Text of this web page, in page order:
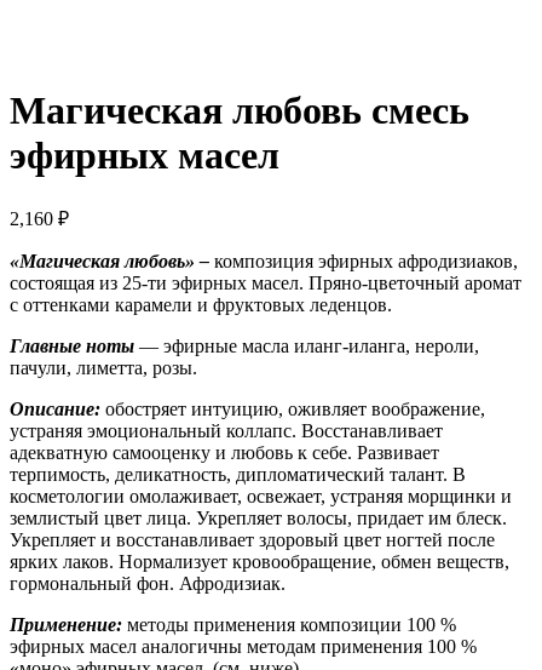
Магическая любовь смесь
эфирных масел
2,160 ₽
«Магическая любовь» – композиция эфирных афродизиаков,
состоящая из 25-ти эфирных масел. Пряно-цветочный аромат
с оттенками карамели и фруктовых леденцов.
Главные ноты — эфирные масла иланг-иланга, нероли,
пачули, лиметта, розы.
Описание: обостряет интуицию, оживляет воображение,
устраняя эмоциональный коллапс. Восстанавливает
адекватную самооценку и любовь к себе. Развивает
терпимость, деликатность, дипломатический талант. В
косметологии омолаживает, освежает, устраняя морщинки и
землистый цвет лица. Укрепляет волосы, придает им блеск.
Укрепляет и восстанавливает здоровый цвет ногтей после
ярких лаков. Нормализует кровообращение, обмен веществ,
гормональный фон. Афродизиак.
Применение: методы применения композиции 100 %
эфирных масел аналогичны методам применения 100 %